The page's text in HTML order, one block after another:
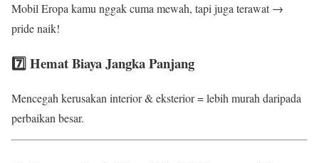
Mobil Eropa kamu nggak cuma mewah, tapi juga terawat →
pride naik!
7️⃣ Hemat Biaya Jangka Panjang
Mencegah kerusakan interior & eksterior = lebih murah daripada
perbaikan besar.